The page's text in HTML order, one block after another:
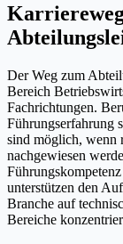
Der Weg zum
Bereich
Fachrichtungen.
Führungserfahrung
sind möglich, wenn
nachgewiesen
unterstützen den
Branche auf
Bereiche